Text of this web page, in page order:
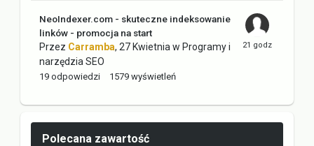
NeoIndexer.com - skuteczne indeksowanie
linków - promocja na start
Przez Carramba, 27 Kwietnia w Programy i
narzędzia SEO
19 odpowiedzi 1579 wyświetleń
Polecana zawartość